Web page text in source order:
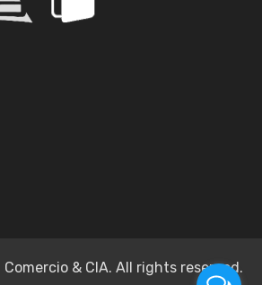
& CIA. All rights reserved.